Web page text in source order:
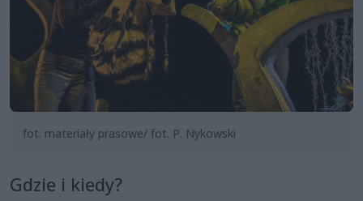
fot. materiały prasowe/ fot. P. Nykowski
Gdzie i kiedy?